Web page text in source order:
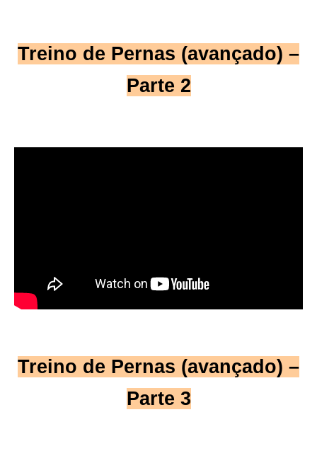
Treino de Pernas (avançado) –
Parte 2
Treino de Pernas (avançado) –
Parte 3